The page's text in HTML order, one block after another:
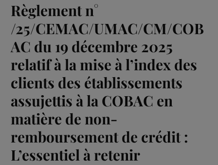
Règlement n°
/25/CEMAC/UMAC/CM/COB
AC du 19 décembre 2025
relatif à la mise à l’index des
clients des établissements
assujettis à la COBAC en
matière de non-
remboursement de crédit :
L’essentiel à retenir